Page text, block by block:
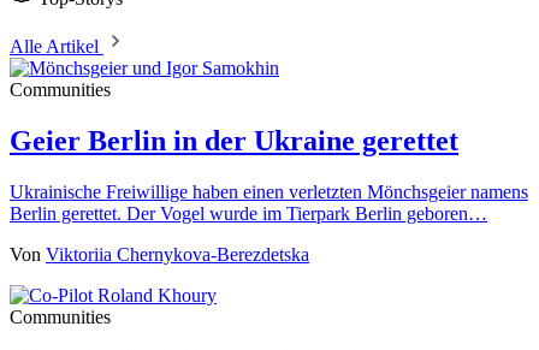
Alle Artikel
Communities
Geier Berlin in der Ukraine gerettet
Ukrainische Freiwillige haben einen verletzten Mönchsgeier namens
Berlin gerettet. Der Vogel wurde im Tierpark Berlin geboren…
Von Viktoriia Chernykova-Berezdetska
Communities